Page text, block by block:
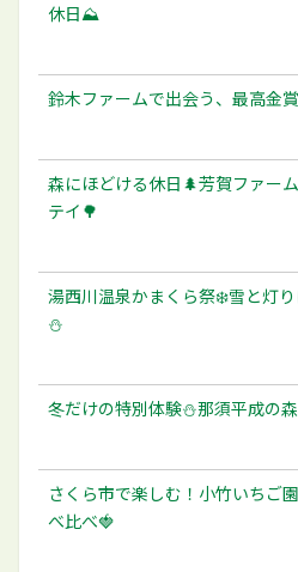
休日⛰️
鈴木ファームで出会う、最高金
森にほどける休日🌲芳賀ファー
テイ🌳
湯西川温泉かまくら祭❄️雪と灯
⛄️
冬だけの特別体験⛄️那須平成の
さくら市で楽しむ！小竹いちご
べ比べ🍓